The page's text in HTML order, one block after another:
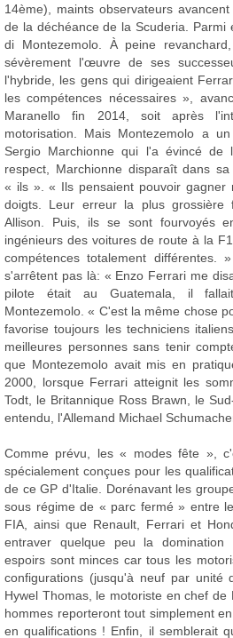
14ème), maints observateurs
de la déchéance de la Scuderia. Parmi
di Montezemolo. À peine
sévèrement l'œuvre de ses
l'hybride, les gens qui dirigeaient
les compétences nécessaires »,
Maranello fin 2014, soit après
motorisation. Mais Montezemolo a
Sergio Marchionne qui l'a évincé de
respect, Marchionne disparaît dans
« ils ». « Ils pensaient pouvoir gagner
doigts. Leur erreur la plus grossière
Allison. Puis, ils se sont fourvoyés
ingénieurs des voitures de route à la
compétences totalement
s'arrêtent pas là: « Enzo Ferrari me
pilote était au Guatemala, il
Montezemolo. « C'est la même chose
favorise toujours les techniciens
meilleures personnes sans tenir
que Montezemolo avait mis en
2000, lorsque Ferrari atteignit les
Todt, le Britannique Ross Brawn, le
entendu, l'Allemand Michael
Comme prévu, les « modes fête »,
spécialement conçues pour les
de ce GP d'Italie. Dorénavant les
sous régime de « parc fermé » entre
FIA, ainsi que Renault, Ferrari et
entraver quelque peu la domination
espoirs sont minces car tous les
configurations (jusqu'à neuf par unité
Hywel Thomas, le motoriste en chef
hommes reporteront tout simplement
en qualifications ! Enfin, il semblerait